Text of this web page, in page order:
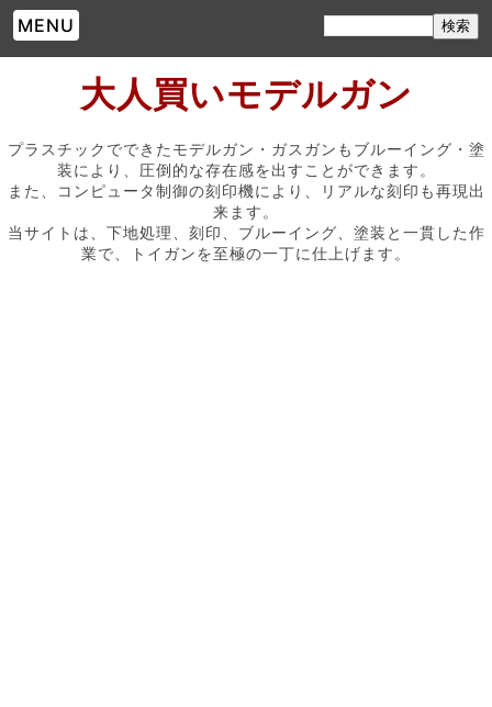
MENU
大人買いモデルガン
プラスチックでできたモデルガン・ガスガンもブルーイング・塗
装により、圧倒的な存在感を出すことができます。
また、コンピュータ制御の刻印機により、リアルな刻印も再現出
来ます。
当サイトは、下地処理、刻印、ブルーイング、塗装と一貫した作
業で、トイガンを至極の一丁に仕上げます。